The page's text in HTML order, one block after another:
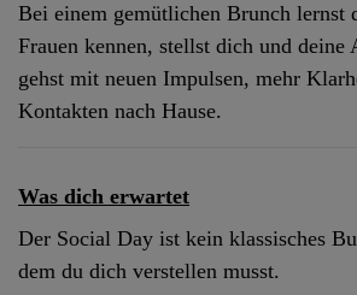
Bei einem gemütlichen Brunch lernst
Frauen kennen, stellst dich und deine
gehst mit neuen Impulsen, mehr
Kontakten nach Hause.
Was dich erwartet
Der Social Day ist kein klassisches
dem du dich verstellen musst.